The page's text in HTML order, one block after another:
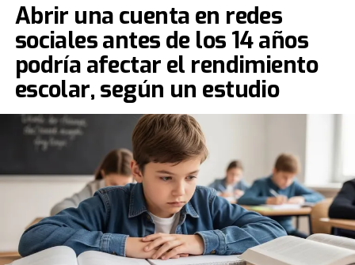
Abrir una cuenta en redes
sociales antes de los 14 años
podría afectar el rendimiento
escolar, según un estudio